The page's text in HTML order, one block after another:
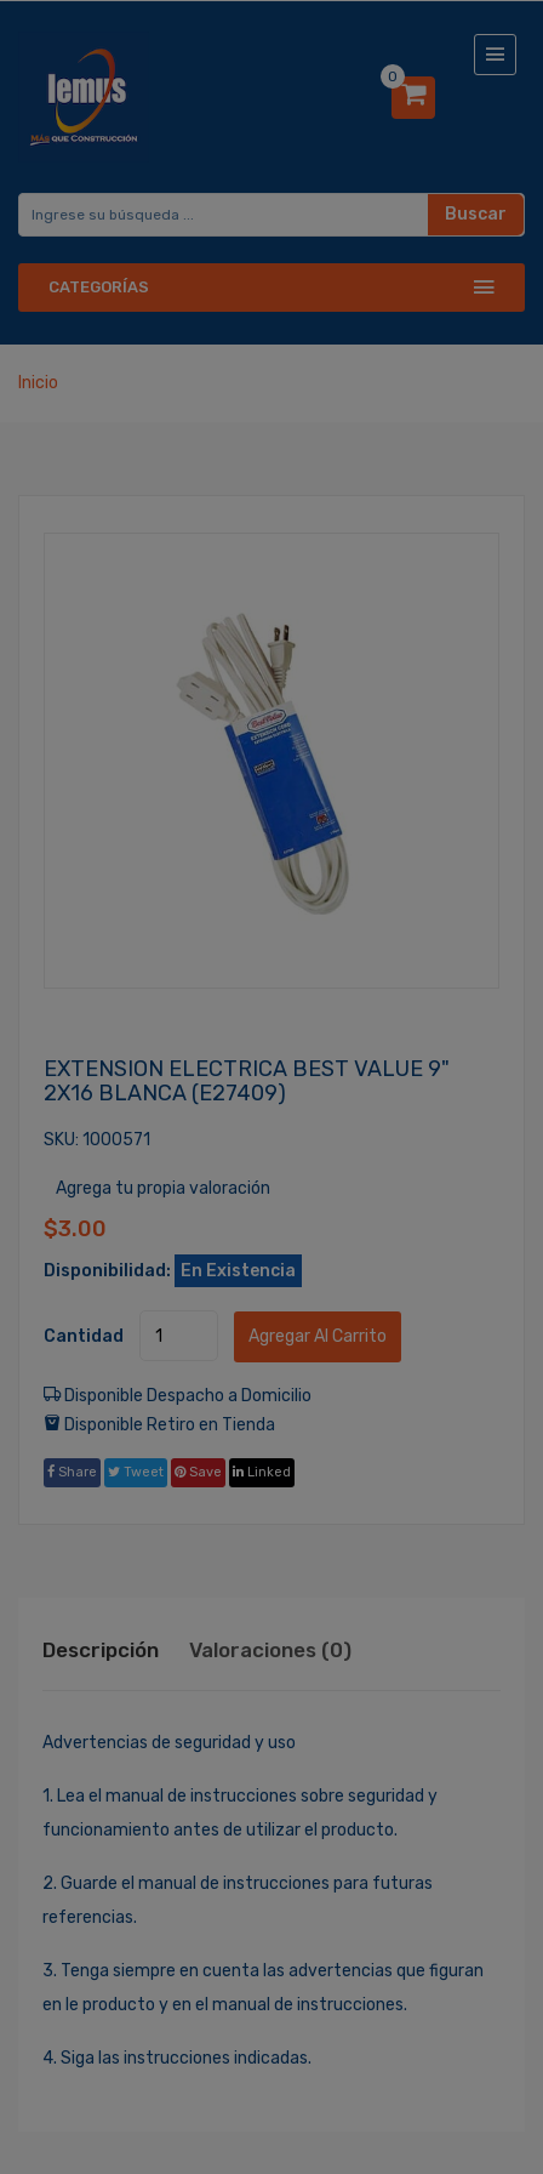
0
Buscar
CATEGORÍAS
Inicio
EXTENSION ELECTRICA BEST VALUE 9"
2X16 BLANCA (E27409)
SKU: 1000571
Agrega tu propia valoración
$3.00
Disponibilidad: En Existencia
Cantidad Agregar Al Carrito
Disponible Despacho a Domicilio
Disponible Retiro en Tienda
Share Tweet Save Linked
Descripción Valoraciones (0)
Advertencias de seguridad y uso
1. Lea el manual de instrucciones sobre seguridad y
funcionamiento antes de utilizar el producto.
2. Guarde el manual de instrucciones para futuras
referencias.
3. Tenga siempre en cuenta las advertencias que figuran
en le producto y en el manual de instrucciones.
4. Siga las instrucciones indicadas.